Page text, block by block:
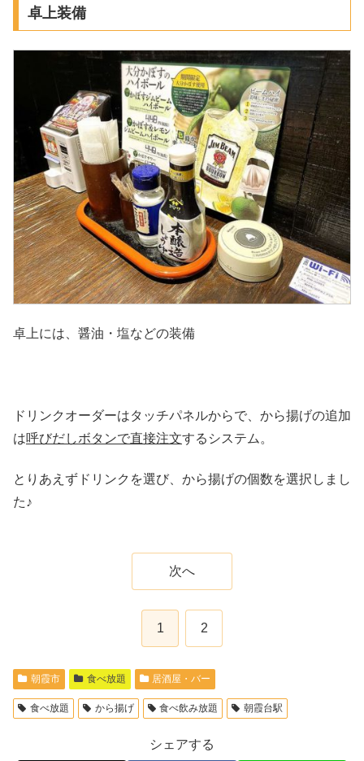
卓上装備
卓上には、醤油・塩などの装備
ドリンクオーダーはタッチパネルからで、から揚げの追加
は呼びだしボタンで直接注文するシステム。
とりあえずドリンクを選び、から揚げの個数を選択しまし
た♪
次へ
1 2
朝霞市 食べ放題 居酒屋・バー
食べ放題 から揚げ 食べ飲み放題 朝霞台駅
シェアする